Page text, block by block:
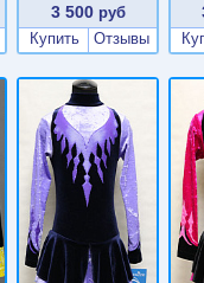
3 500руб
Купить
Отзывы